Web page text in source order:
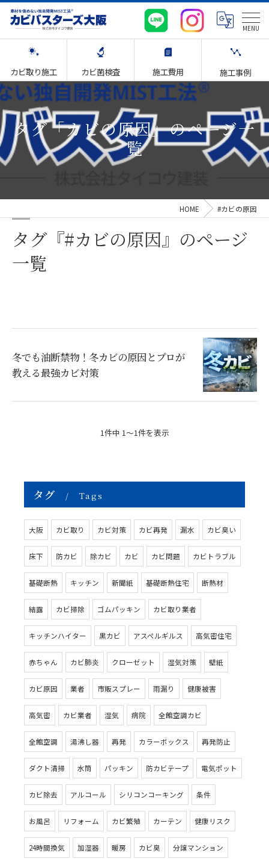
カビ取り施工 カビ菌検査 施工費用 施工事例
タグ「カビの原因」のページ一
覧
HOME #カビの原因
タグ『#カビの原因』のページ
一覧
冬でも油断禁物！冬カビの原因とプロが
教える最強カビ対策
1件中 1～1件を表示
タグ Tags
大阪 カビ取り カビ対策 カビ再発 漏水 カビ臭い
床下 防カビ 除カビ カビ カビ問題 カビトラブル
基礎断熱 キッチン 新聞紙 基礎断熱住宅 断熱材
結露 カビ掃除 ゴムパッキン カビ取り業者
キッチンハイター 黒カビ アスペルギルス 高気密住宅
赤ちゃん カビ肺炎 クローゼット 湿気対策 壁紙
カビ原因 業者 市販スプレー 雨漏り 健康被害
高気密 カビ業者 湿気 病院 全館空調カビ
全館空調 湯沸し器 再発 カラーボックス 再発防止
ダクト清掃 水筒 パッキン 防カビテープ 電気ポット
カビ除去 アルコール シリコンコーキング 条件
お風呂 リフォーム カビ繁殖 カーテン 健康リスク
24時間換気 加湿器 暖房 カビ臭 分譲マンション